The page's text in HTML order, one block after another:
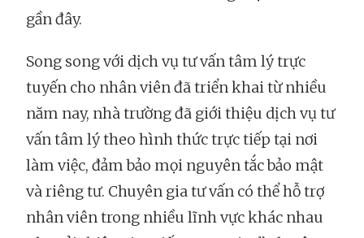
gần đây.
Song song với dịch vụ tư vấn tâm lý trực
tuyến cho nhân viên đã triển khai từ nhiều
năm nay, nhà trường đã giới thiệu dịch vụ tư
vấn tâm lý theo hình thức trực tiếp tại nơi
làm việc, đảm bảo mọi nguyên tắc bảo mật
và riêng tư. Chuyên gia tư vấn có thể hỗ trợ
nhân viên trong nhiều lĩnh vực khác nhau